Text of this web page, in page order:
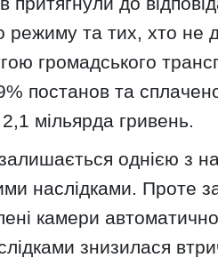
режиму та тих, хто не
громадського
постанов та
мільярда гривень.
однією з
наслідками. Проте
камери
знизилася